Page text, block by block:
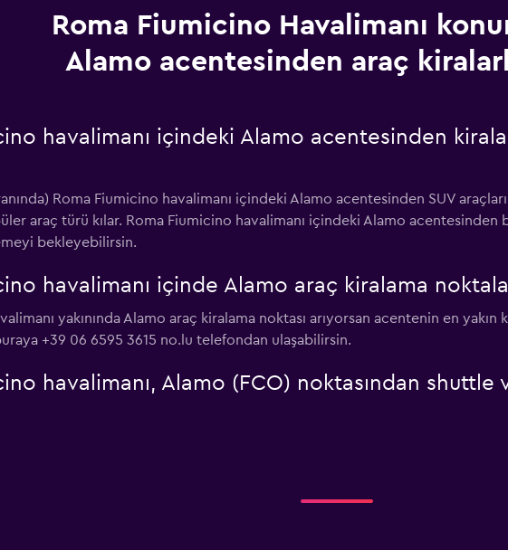
Roma Fiumicino Havalimanı
Alamo acentesinden araç
havalimanı içindeki Alamo acentesinden
Roma Fiumicino havalimanı içindeki Alamo acentesinden SUV
araç türü kılar. Roma Fiumicino havalimanı içindeki Alamo acentesinden
bekleyebilirsin.
havalimanı içinde Alamo araç kiralama
yakınında Alamo araç kiralama noktası arıyorsan acentenin en
+39 06 6595 3615 no.lu telefondan ulaşabilirsin.
havalimanı, Alamo (FCO) noktasından shuttle